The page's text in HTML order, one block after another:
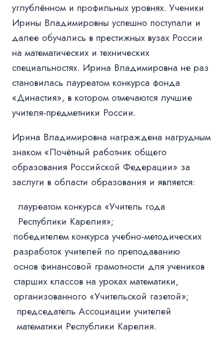
углублённом и профильных уровнях. Ученики
Ирины Владимировны успешно поступали и
далее обучались в престижных вузах России
на математических и технических
специальностях. Ирина Владимировна не раз
становилась лауреатом конкурса фонда
«Династия», в котором отмечаются лучшие
учителя-предметники России.
Ирина Владимировна награждена нагрудным
знаком «Почётный работник общего
образования Российской Федерации» за
заслуги в области образования и является:
лауреатом конкурса «Учитель года
Республики Карелия»;
победителем конкурса учебно-методических
разработок учителей по преподаванию
основ финансовой грамотности для учеников
старших классов на уроках математики,
организованного «Учительской газетой»;
председатель Ассоциации учителей
математики Республики Карелия.